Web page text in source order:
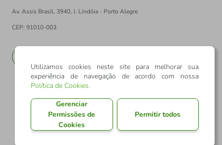
Av. Assis Brasil, 3940, J. Lindóia - Porto Alegre
CEP: 91010-003
Utilizamos cookies neste site para melhorar sua
experiência de navegação de acordo com nossa
Política de Cookies.
Gerenciar
Permissões de
Cookies
Permitir todos